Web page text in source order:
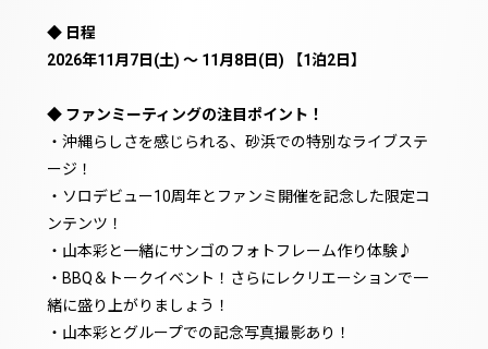
◆ 日程
2026年11月7日(土) 〜 11月8日(日) 【1泊2日】
◆ ファンミーティングの注目ポイント！
・沖縄らしさを感じられる、砂浜での特別なライブステ
ージ！
・ソロデビュー10周年とファンミ開催を記念した限定コ
ンテンツ！
・山本彩と一緒にサンゴのフォトフレーム作り体験♪
・BBQ＆トークイベント！さらにレクリエーションで一
緒に盛り上がりましょう！
・山本彩とグループでの記念写真撮影あり！